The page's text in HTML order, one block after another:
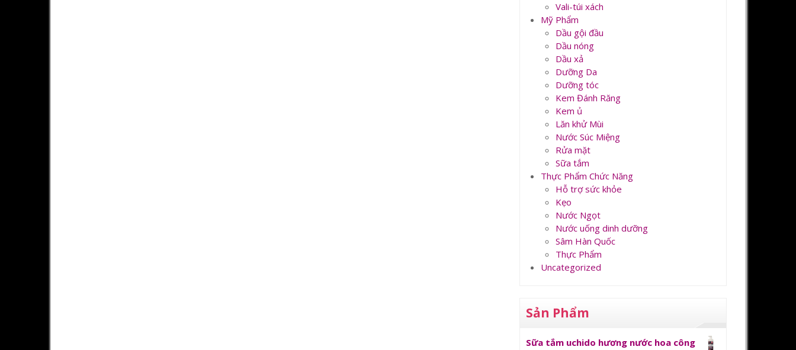
Vali-túi xách
Mỹ Phẩm
Dầu gội đầu
Dầu nóng
Dầu xả
Dưỡng Da
Dưỡng tóc
Kem Đánh Răng
Kem ủ
Lăn khử Mùi
Nước Súc Miệng
Rửa mặt
Sữa tắm
Thực Phẩm Chức Năng
Hỗ trợ sức khỏe
Kẹo
Nước Ngọt
Nước uống dinh dưỡng
Sâm Hàn Quốc
Thực Phẩm
Uncategorized
Sản Phẩm
Sữa tắm uchido hương nước hoa công